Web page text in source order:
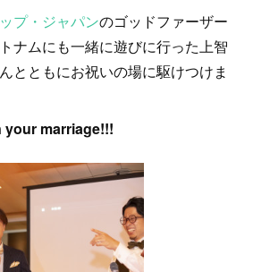
プ・ジャパンのゴッドファーザー
ナムにも一緒に遊びに行った上智
とともにお祝いの場に駆けつけま
marriage!!!